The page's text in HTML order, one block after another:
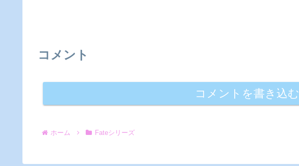
コメント
コメントを書き込む
ホーム Fateシリーズ